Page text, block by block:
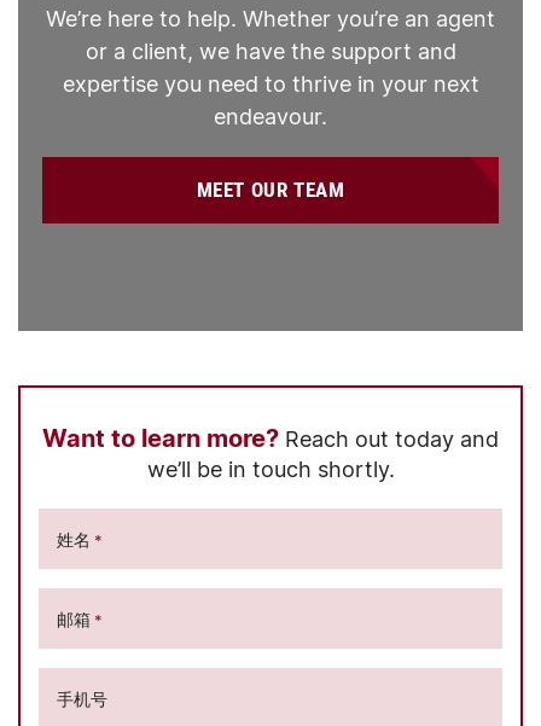
We’re here to help. Whether you’re an agent
or a client, we have the support and
expertise you need to thrive in your next
endeavour.
MEET OUR TEAM
Want to learn more? Reach out today and
we’ll be in touch shortly.
姓名 *
邮箱 *
手机号